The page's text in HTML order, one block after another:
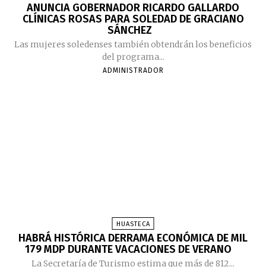
ANUNCIA GOBERNADOR RICARDO GALLARDO
CLÍNICAS ROSAS PARA SOLEDAD DE GRACIANO
SÁNCHEZ
Las mujeres soledenses también obtendrán los beneficios
del programa...
ADMINISTRADOR
HUASTECA
HABRÁ HISTÓRICA DERRAMA ECONÓMICA DE MIL
179 MDP DURANTE VACACIONES DE VERANO
La Secretaría de Turismo estima que más de 812...